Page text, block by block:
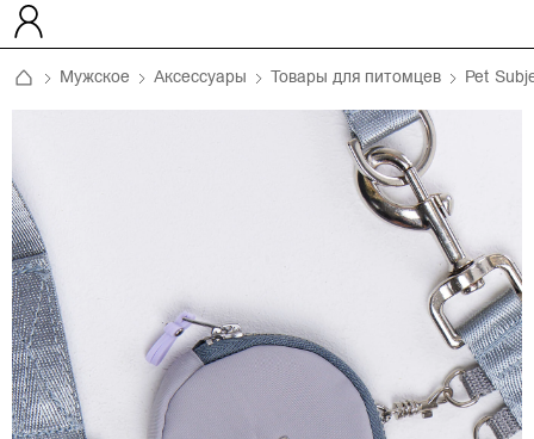
Мужское Аксессуары Товары для питомцев Pet